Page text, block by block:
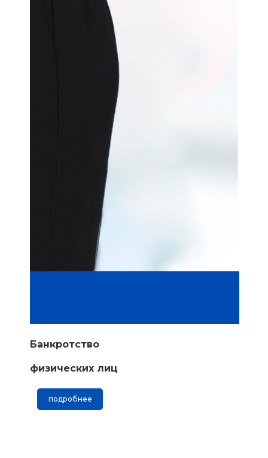
Банкротство
физических лиц
подробнее